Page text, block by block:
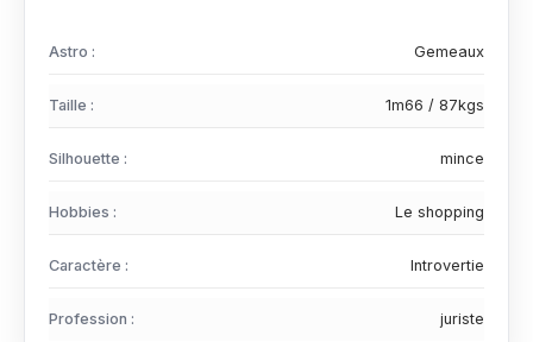
Astro : Gemeaux
Taille : 1m66 / 87kgs
Silhouette : mince
Hobbies : Le shopping
Caractère : Introvertie
Profession : juriste